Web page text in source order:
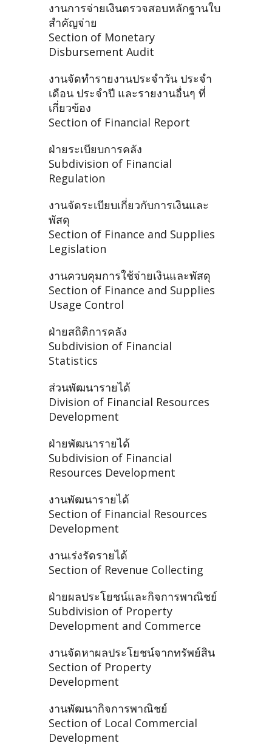
งานการจ่ายเงินตรวจสอบหลักฐานใบ
สำคัญจ่าย
Section of Monetary
Disbursement Audit
งานจัดทำรายงานประจำวัน ประจำ
เดือน ประจำปี และรายงานอื่นๆ ที่
เกี่ยวข้อง
Section of Financial Report
ฝ่ายระเบียบการคลัง
Subdivision of Financial
Regulation
งานจัดระเบียบเกี่ยวกับการเงินและ
พัสดุ
Section of Finance and Supplies
Legislation
งานควบคุมการใช้จ่ายเงินและพัสดุ
Section of Finance and Supplies
Usage Control
ฝ่ายสถิติการคลัง
Subdivision of Financial
Statistics
ส่วนพัฒนารายได้
Division of Financial Resources
Development
ฝ่ายพัฒนารายได้
Subdivision of Financial
Resources Development
งานพัฒนารายได้
Section of Financial Resources
Development
งานเร่งรัดรายได้
Section of Revenue Collecting
ฝ่ายผลประโยชน์และกิจการพาณิชย์
Subdivision of Property
Development and Commerce
งานจัดหาผลประโยชน์จากทรัพย์สิน
Section of Property
Development
งานพัฒนากิจการพาณิชย์
Section of Local Commercial
Development